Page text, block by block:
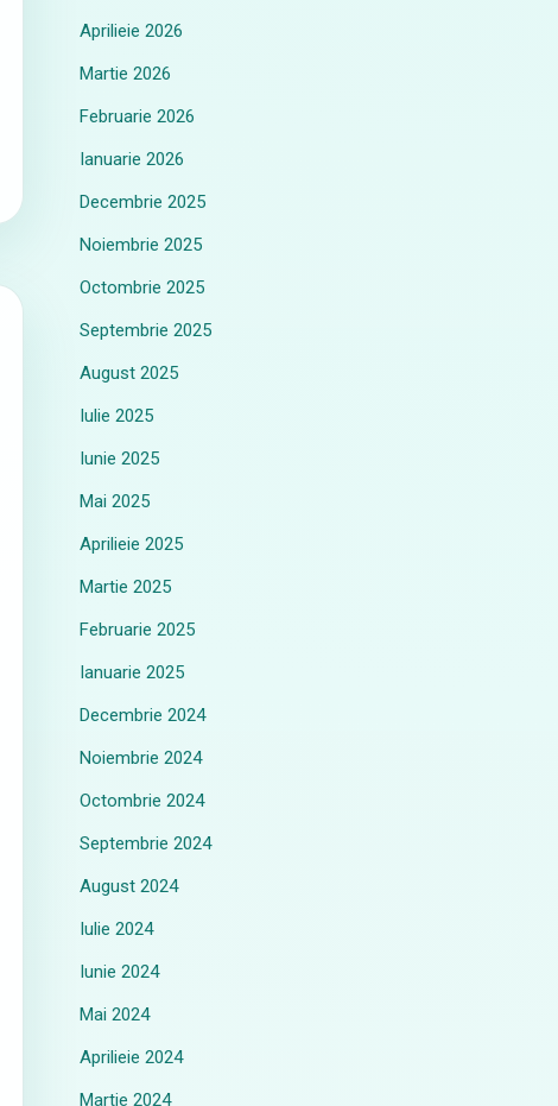
Aprilieie 2026
Martie 2026
Februarie 2026
Ianuarie 2026
Decembrie 2025
Noiembrie 2025
Octombrie 2025
Septembrie 2025
August 2025
Iulie 2025
Iunie 2025
Mai 2025
Aprilieie 2025
Martie 2025
Februarie 2025
Ianuarie 2025
Decembrie 2024
Noiembrie 2024
Octombrie 2024
Septembrie 2024
August 2024
Iulie 2024
Iunie 2024
Mai 2024
Aprilieie 2024
Martie 2024